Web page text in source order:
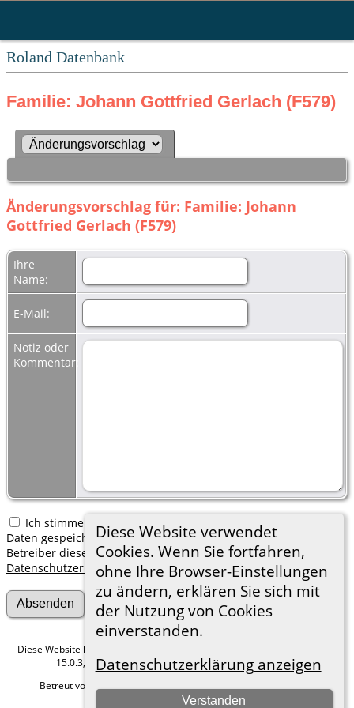
Roland Datenbank
Diese Website verwendet
Cookies. Wenn Sie fortfahren,
ohne Ihre Browser-Einstellungen
zu ändern, erklären Sie sich mit
der Nutzung von Cookies
einverstanden.
Datenschutzerklärung anzeigen
Verstanden
Familie: Johann Gottfried Gerlach (F579)
Änderungsvorschlag für: Familie: Johann
Gottfried Gerlach (F579)
Ihre
Name:
E-Mail:
Notiz oder
Kommentar:
Ich stimme zu, dass meine hier erfassten persönlichen
Daten gespeichert werden. Ich verstehe, dass ich jederzeit den
Betreiber dieser Website bitten kann, diese Daten zu löschen.
Datenschutzerklärung
Diese Website läuft mit
15.0.3, programmiert von Darrin Lythgoe © 2001-2026.
Betreut von